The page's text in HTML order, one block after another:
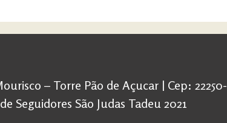
– Torre Pão de Açucar | Cep: 22250-
Seguidores São Judas Tadeu 2021